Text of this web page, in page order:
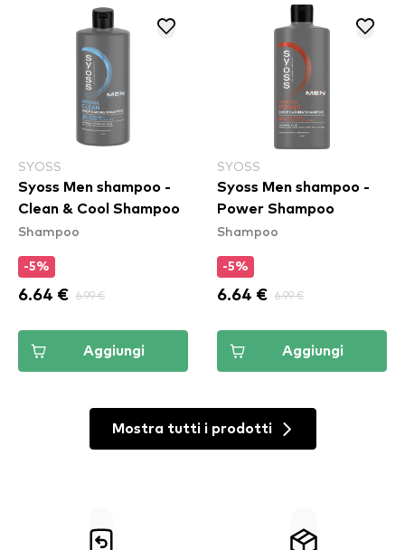
SYOSS
Syoss Men shampoo -
Clean & Cool Shampoo
Shampoo
-5%
6.64 € 6.99 €
Aggiungi
SYOSS
Syoss Men shampoo -
Power Shampoo
Shampoo
-5%
6.64 € 6.99 €
Aggiungi
Mostra tutti i prodotti